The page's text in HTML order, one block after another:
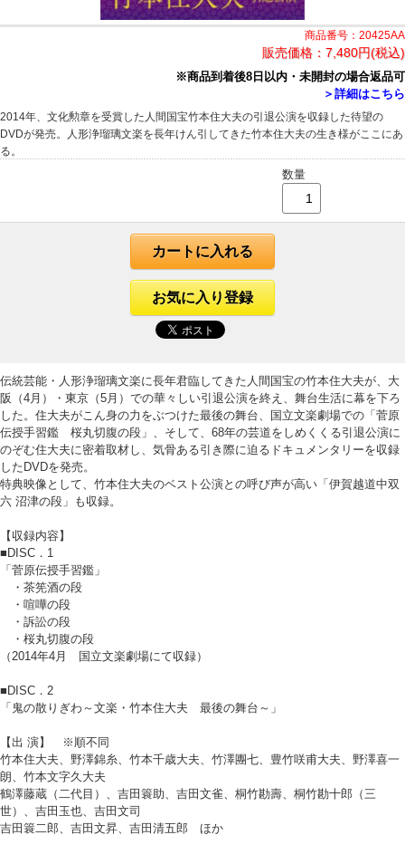
商品番号：20425AA
販売価格： 7,480円(税込)
※商品到着後8日以内・未開封の場合返品可
＞詳細はこちら
2014年、文化勲章を受賞した人間国宝竹本住大夫の引退公演を収録した待望の
DVDが発売。人形浄瑠璃文楽を長年けん引してきた竹本住大夫の生き様がここにあ
る。
数量
カートに入れる
お気に入り登録
伝統芸能・人形浄瑠璃文楽に長年君臨してきた人間国宝の竹本住大夫が、大
阪（4月）・東京（5月）での華々しい引退公演を終え、舞台生活に幕を下ろ
した。住大夫がこん身の力をぶつけた最後の舞台、国立文楽劇場での「菅原
伝授手習鑑 桜丸切腹の段」、そして、68年の芸道をしめくくる引退公演に
のぞむ住大夫に密着取材し、気骨ある引き際に迫るドキュメンタリーを収録
したDVDを発売。
特典映像として、竹本住大夫のベスト公演との呼び声が高い「伊賀越道中双
六 沼津の段」も収録。
【収録内容】
■DISC．1
「菅原伝授手習鑑」
・茶筅酒の段
・喧嘩の段
・訴訟の段
・桜丸切腹の段
（2014年4月 国立文楽劇場にて収録）
■DISC．2
「鬼の散りぎわ～文楽・竹本住大夫 最後の舞台～」
【出 演】 ※順不同
竹本住大夫、野澤錦糸、竹本千歳大夫、竹澤團七、豊竹咲甫大夫、野澤喜一
朗、竹本文字久大夫
鶴澤藤蔵（二代目）、吉田簑助、吉田文雀、桐竹勘壽、桐竹勘十郎（三
世）、吉田玉也、吉田文司
吉田簑二郎、吉田文昇、吉田清五郎 ほか